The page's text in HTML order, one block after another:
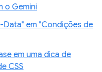
o Gemini
Data" em "Condições de
em uma dica de
CSS